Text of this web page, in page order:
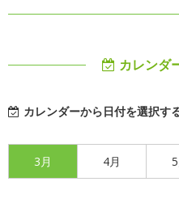
カレンダ
カレンダーから日付を選択す
3月 4月